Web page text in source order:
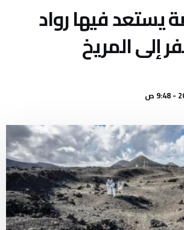
يستعد فيها رواد
إلى المريخ